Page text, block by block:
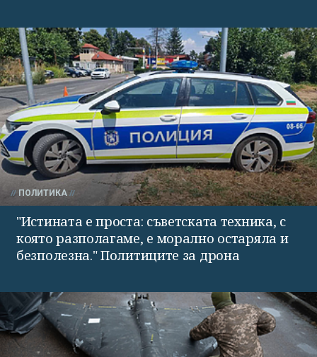
ПОЛИТИКА
"Истината е проста: съветската техника, с
която разполагаме, е морално остаряла и
безполезна." Политиците за дрона